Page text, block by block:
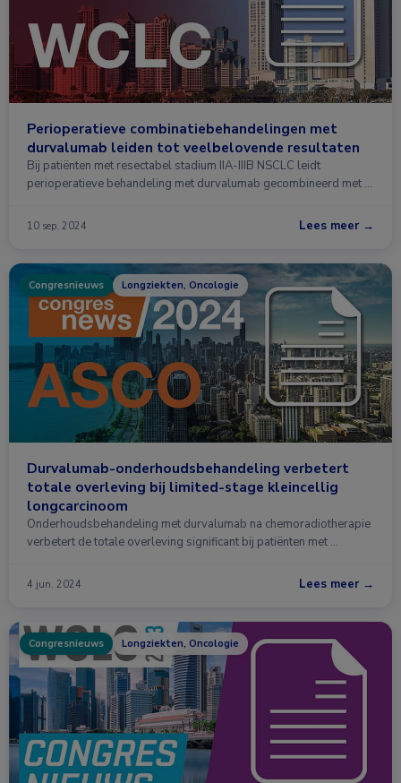
Perioperatieve combinatiebehandelingen met
durvalumab leiden tot veelbelovende resultaten
Bij patiënten met resectabel stadium IIA-IIIB NSCLC leidt
perioperatieve behandeling met durvalumab gecombineerd met …
10 sep. 2024 Lees meer →
Congresnieuws Longziekten, Oncologie
Durvalumab-onderhoudsbehandeling verbetert
totale overleving bij limited-stage kleincellig
longcarcinoom
Onderhoudsbehandeling met durvalumab na chemoradiotherapie
verbetert de totale overleving significant bij patiënten met …
4 jun. 2024 Lees meer →
Congresnieuws Longziekten, Oncologie